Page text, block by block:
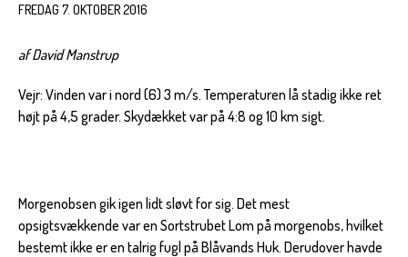
FREDAG 7. OKTOBER 2016
af David Manstrup
Vejr: Vinden var i nord (6) 3 m/s. Temperaturen lå stadig ikke ret
højt på 4,5 grader. Skydækket var på 4:8 og 10 km sigt.
Morgenobsen gik igen lidt sløvt for sig. Det mest
opsigtsvækkende var en Sortstrubet Lom på morgenobs, hvilket
bestemt ikke er en talrig fugl på Blåvands Huk. Derudover havde